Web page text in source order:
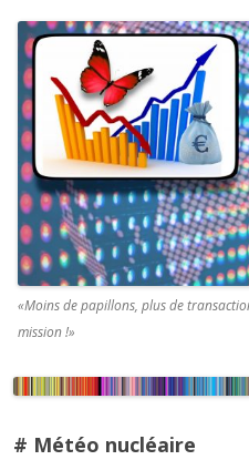
«Moins de papillons, plus de
mission !»
# Météo nucléaire